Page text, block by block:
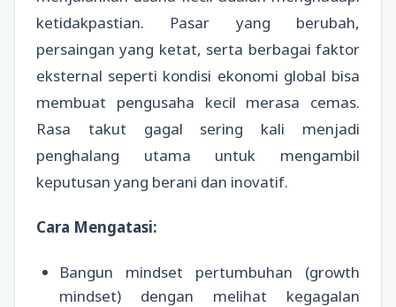
ketidakpastian. Pasar yang berubah,
persaingan yang ketat, serta berbagai faktor
eksternal seperti kondisi ekonomi global bisa
membuat pengusaha kecil merasa cemas.
Rasa takut gagal sering kali menjadi
penghalang utama untuk mengambil
keputusan yang berani dan inovatif.
Cara Mengatasi:
Bangun mindset pertumbuhan (growth
mindset) dengan melihat kegagalan